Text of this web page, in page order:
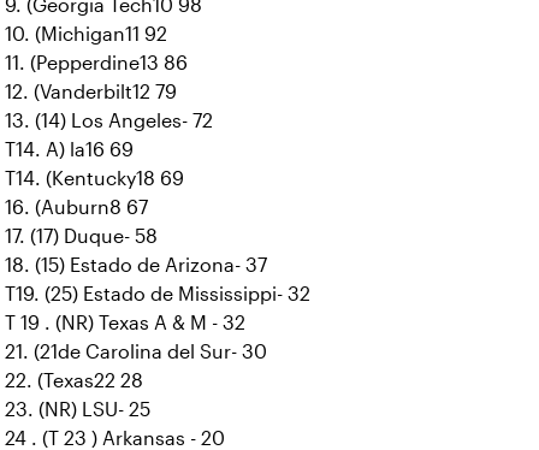
9. (Georgia Tech10 98
10. (Michigan11 92
11. (Pepperdine13 86
12. (Vanderbilt12 79
13. (14) Los Angeles- 72
T14. A) la16 69
T14. (Kentucky18 69
16. (Auburn8 67
17. (17) Duque- 58
18. (15) Estado de Arizona- 37
T19. (25) Estado de Mississippi- 32
T 19 . (NR) Texas A & M - 32
21. (21de Carolina del Sur- 30
22. (Texas22 28
23. (NR) LSU- 25
24 . (T 23 ) Arkansas - 20